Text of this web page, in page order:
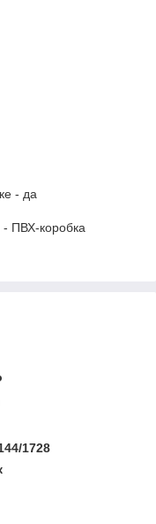
- да
- ПВХ-коробка
1728